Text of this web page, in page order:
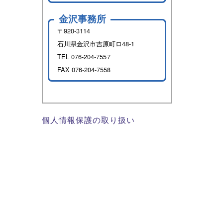
金沢事務所
〒920-3114
石川県金沢市吉原町ロ48-1
TEL 076-204-7557
FAX 076-204-7558
個人情報保護の取り扱い